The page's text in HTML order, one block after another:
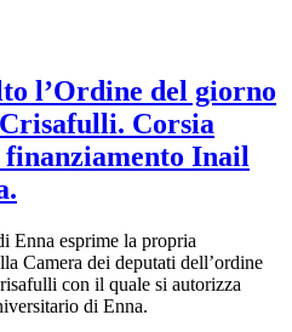
l’Ordine del giorno
Corsia
Inail
Enna esprime la propria
Camera dei deputati dell’ordine
con il quale si autorizza
di Enna.